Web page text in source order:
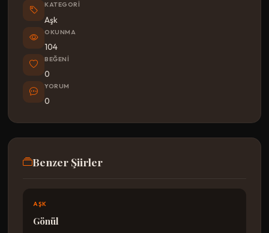
KATEGORI
Aşk
OKUNMA
104
BEĞENI
0
YORUM
0
Benzer Şiirler
AŞK
Gönül